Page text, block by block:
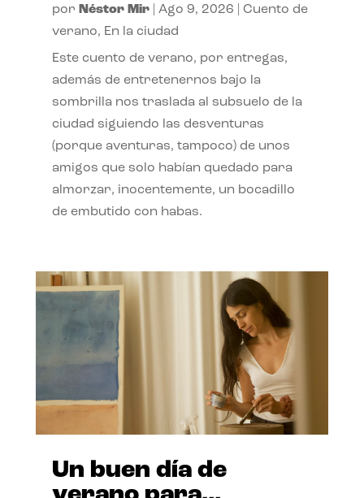
por Néstor Mir| Ago 9, 2026
Cuento de
verano, En la ciudad
Este cuento de verano, por entregas,
además de entretenernos bajo la
sombrilla nos traslada al subsuelo de la
ciudad siguiendo las desventuras
(porque aventuras, tampoco) de unos
amigos que solo habían quedado para
almorzar, inocentemente, un bocadillo
de embutido con habas.
Un buen día de